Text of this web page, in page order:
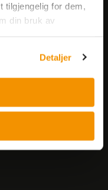
tilgjengelig for dem,
din bruk av
Detaljer